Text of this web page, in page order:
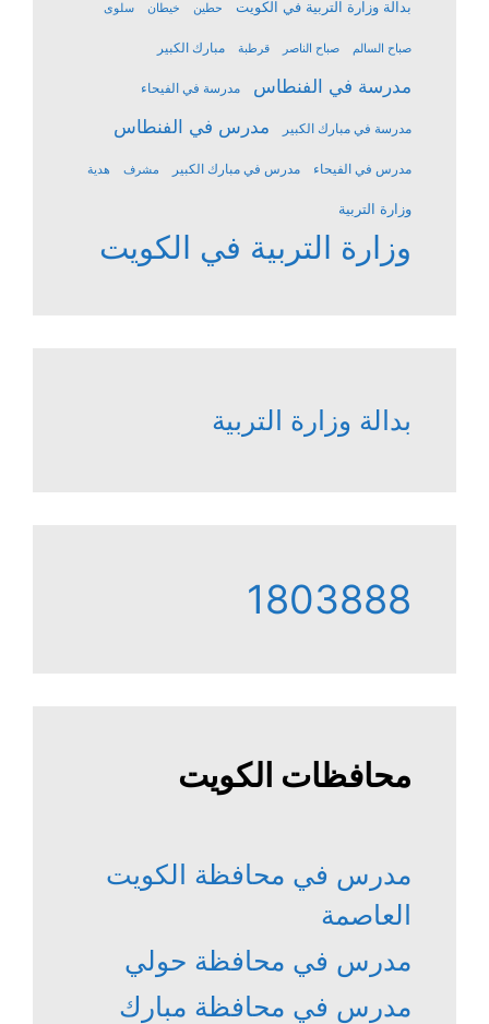
بدالة وزارة التربية في الكويت حطين خيطان سلوى
صباح السالم صباح الناصر قرطبة مبارك الكبير
مدرسة في الفنطاس مدرسة في الفيحاء
مدرسة في مبارك الكبير مدرس في الفنطاس
مدرس في الفيحاء مدرس في مبارك الكبير مشرف هدية
وزارة التربية
وزارة التربية في الكويت
بدالة وزارة التربية
1803888
محافظات الكويت
مدرس في محافظة الكويت
العاصمة
مدرس في محافظة حولي
مدرس في محافظة مبارك